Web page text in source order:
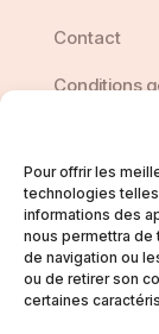
Pour offrir les
technologies
informations des
nous permettra
de navigation ou
ou de retirer son
certaines
Contact
Conditions
Politique